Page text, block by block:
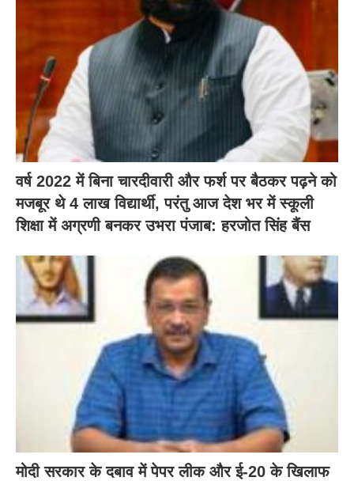
वर्ष 2022 में बिना चारदीवारी और फर्श पर बैठकर पढ़ने को
मजबूर थे 4 लाख विद्यार्थी, परंतु आज देश भर में स्कूली
शिक्षा में अग्रणी बनकर उभरा पंजाब: हरजोत सिंह बैंस
मोदी सरकार के दबाव में पेपर लीक और ई-20 के खिलाफ